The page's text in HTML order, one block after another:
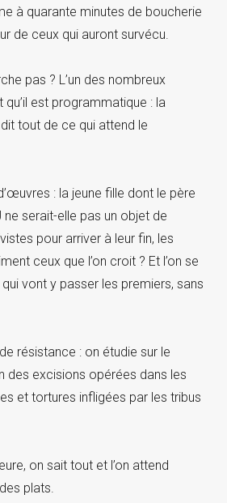
à quarante minutes de boucherie
de ceux qui auront survécu.
pas ? L’un des nombreux
est programmatique : la
tout de ce qui attend le
: la jeune fille dont le père
ne serait-elle pas un objet de
pour arriver à leur fin, les
ceux que l’on croit ? Et l’on se
vont y passer les premiers, sans
résistance : on étudie sur le
des excisions opérées dans les
et tortures infligées par les tribus
on sait tout et l’on attend
plats.